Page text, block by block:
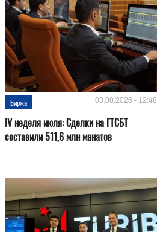
Биржа 03.08.2026 - 12:48
IV неделя июля: Сделки на ГТСБТ
составили 511,6 млн манатов